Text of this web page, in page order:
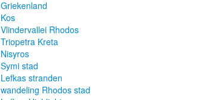
Griekenland
Kos
Vlindervallei Rhodos
Triopetra Kreta
Nisyros
Symi stad
Lefkas stranden
wandeling Rhodos stad